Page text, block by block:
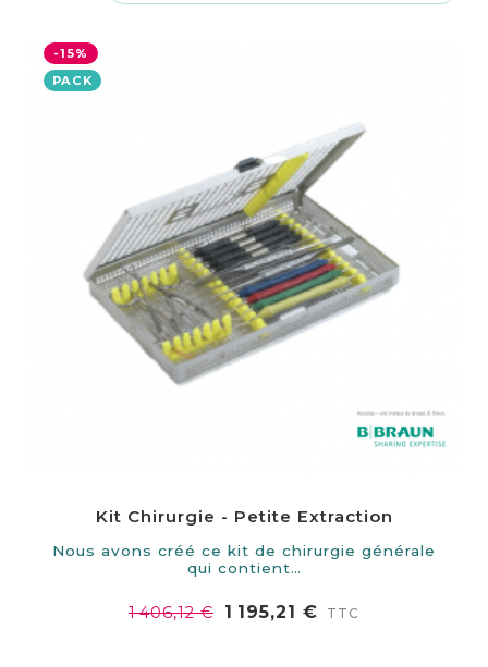
-15%
PACK
Kit Chirurgie - Petite Extraction
Nous avons créé ce kit de chirurgie générale
qui contient…
1 406,12 € 1 195,21 € TTC